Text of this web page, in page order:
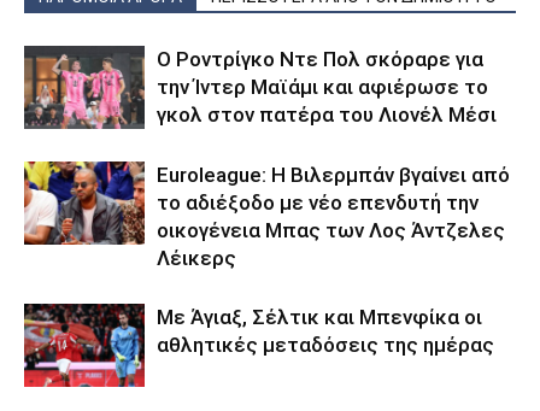
Ο Ροντρίγκο Ντε Πολ σκόραρε για
την Ίντερ Μαϊάμι και αφιέρωσε το
γκολ στον πατέρα του Λιονέλ Μέσι
Euroleague: Η Βιλερμπάν βγαίνει από
το αδιέξοδο με νέο επενδυτή την
οικογένεια Μπας των Λος Άντζελες
Λέικερς
Με Άγιαξ, Σέλτικ και Μπενφίκα οι
αθλητικές μεταδόσεις της ημέρας